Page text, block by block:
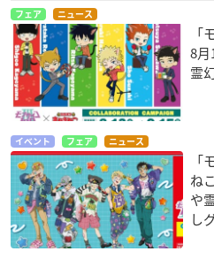
フェア ニュース
「
8
霊
イベント フェア ニュース
ね
や
し